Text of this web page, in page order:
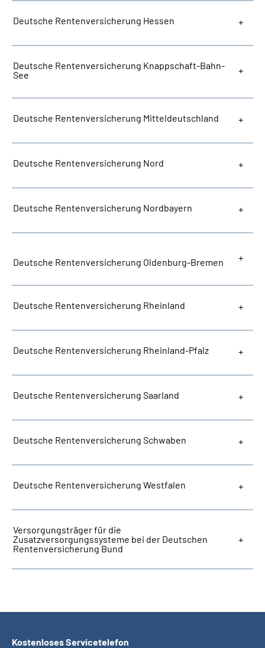
Deutsche Rentenversicherung Hessen
Deutsche Rentenversicherung Knappschaft-Bahn-
See
Deutsche Rentenversicherung Mitteldeutschland
Deutsche Rentenversicherung Nord
Deutsche Rentenversicherung Nordbayern
Deutsche Rentenversicherung Oldenburg-Bremen
Deutsche Rentenversicherung Rheinland
Deutsche Rentenversicherung Rheinland-Pfalz
Deutsche Rentenversicherung Saarland
Deutsche Rentenversicherung Schwaben
Deutsche Rentenversicherung Westfalen
Versorgungsträger für die
Zusatzversorgungssysteme bei der Deutschen
Rentenversicherung Bund
Kostenloses Servicetelefon